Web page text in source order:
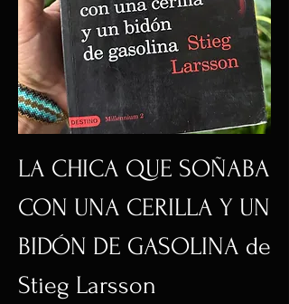
LA CHICA QUE SOÑABA
CON UNA CERILLA Y UN
BIDÓN DE GASOLINA de
Stieg Larsson